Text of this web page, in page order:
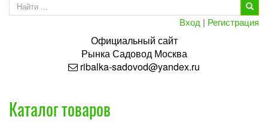
Вход | Регистрация
Официальный сайт
РынкаСадовод Москва
ribalka-sadovod@yandex.ru
Каталог товаров